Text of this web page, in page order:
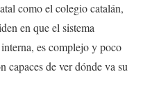
como el colegio catalán,
en que el sistema
es complejo y poco
capaces de ver dónde va su